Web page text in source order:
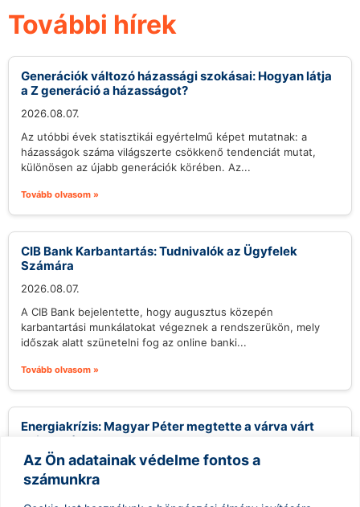
Az Ön adatainak védelme fontos a
számunkra
További hírek
Generációk változó házassági szokásai: Hogyan látja
a Z generáció a házasságot?
2026.08.07.
Az utóbbi évek statisztikái egyértelmű képet mutatnak: a
házasságok száma világszerte csökkenő tendenciát mutat,
különösen az újabb generációk körében. Az...
Tovább olvasom »
CIB Bank Karbantartás: Tudnivalók az Ügyfelek
Számára
2026.08.07.
A CIB Bank bejelentette, hogy augusztus közepén
karbantartási munkálatokat végeznek a rendszerükön, mely
időszak alatt szünetelni fog az online banki...
Tovább olvasom »
Energiakrízis: Magyar Péter megtette a várva várt
bejelentést
2026.08.07.
A közelmúltban fokozódó szárazság és az energiapiacok
ingadozásai komoly aggodalmakat szültek Magyarországon,